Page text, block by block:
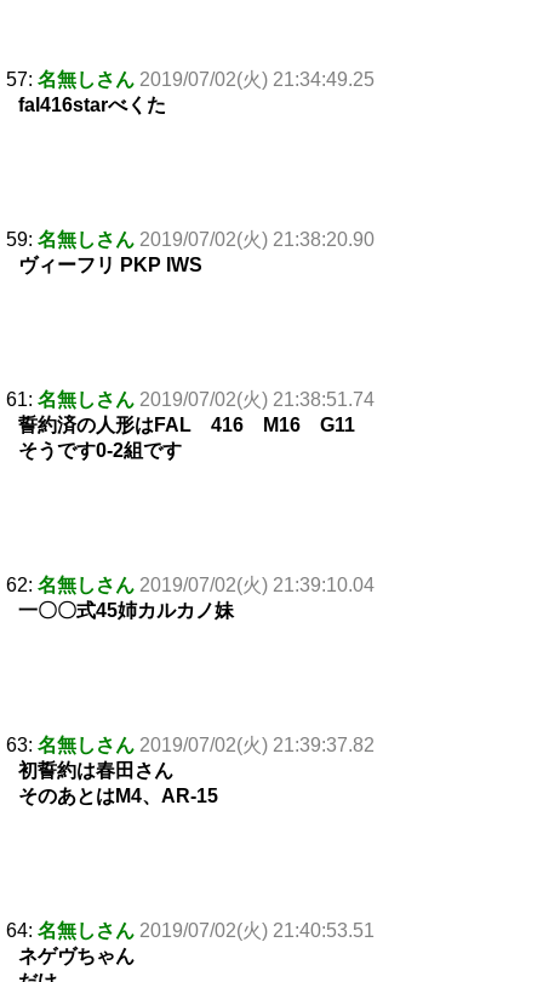
57: 名無しさん 2019/07/02(火) 21:34:49.25
fal416starべくた
59: 名無しさん 2019/07/02(火) 21:38:20.90
ヴィーフリ PKP IWS
61: 名無しさん 2019/07/02(火) 21:38:51.74
誓約済の人形はFAL 416 M16 G11
そうです0-2組です
62: 名無しさん 2019/07/02(火) 21:39:10.04
一〇〇式45姉カルカノ妹
63: 名無しさん 2019/07/02(火) 21:39:37.82
初誓約は春田さん
そのあとはM4、AR-15
64: 名無しさん 2019/07/02(火) 21:40:53.51
ネゲヴちゃん